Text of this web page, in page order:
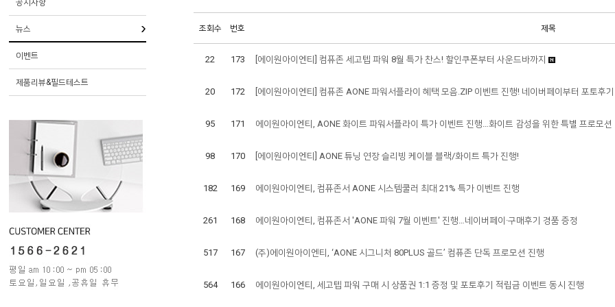
공지사항
뉴스
이벤트
제품리뷰&필드테스트
조회수 번호 제목
22 173 [에이원아이엔티] 컴퓨존 세고텝 파워 8월 특가 찬스! 할인쿠폰부터 사운드바까지
20 172 [에이원아이엔티] 컴퓨존 AONE 파워서플라이 혜택 모음.ZIP 이벤트 진행! 네이버페이부터 포토후
95 171 에이원아이엔티, AONE 화이트 파워서플라이 특가 이벤트 진행…화이트 감성을 위한 특별 프로모션
98 170 [에이원아이엔티] AONE 튜닝 연장 슬리빙 케이블 블랙/화이트 특가 진행!
182 169 에이원아이엔티, 컴퓨존서 AONE 시스템쿨러 최대 21% 특가 이벤트 진행
261 168 에이원아이엔티, 컴퓨존서 'AONE 파워 7월 이벤트' 진행…네이버페이·구매후기 경품 증정
517 167 (주)에이원아이엔티, ‘AONE 시그니처 80PLUS 골드’ 컴퓨존 단독 프로모션 진행
564 166 에이원아이엔티, 세고텝 파워 구매 시 상품권 1:1 증정 및 포토후기 적립금 이벤트 동시 진행